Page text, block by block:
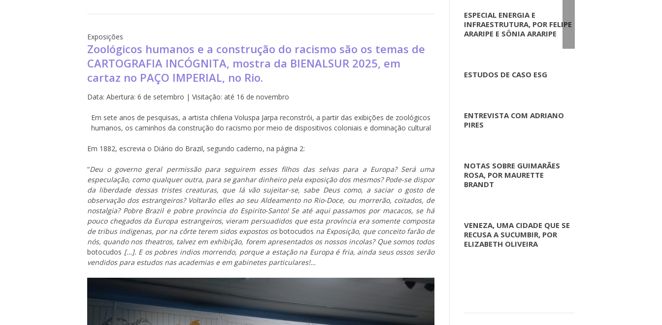
Exposições
Zoológicos humanos e a construção do racismo são os temas de
CARTOGRAFIA INCÓGNITA, mostra da BIENALSUR 2025, em
cartaz no PAÇO IMPERIAL, no Rio.
Data: Abertura: 6 de setembro | Visitação: até 16 de novembro
Em sete anos de pesquisas, a artista chilena Voluspa Jarpa reconstrói, a partir das exibições de zoológicos
humanos, os caminhos da construção do racismo por meio de dispositivos coloniais e dominação cultural
Em 1882, escrevia o Diário do Brazil, segundo caderno, na página 2:
“Deu o governo geral permissão para seguirem esses filhos das selvas para a Europa? Será uma
especulação, como qualquer outra, para se ganhar dinheiro pela exposição dos mesmos? Pode-se dispor
da liberdade dessas tristes creaturas, que lá vão sujeitar-se, sabe Deus como, a saciar o gosto de
observação dos estrangeiros? Voltarão elles ao seu Aldeamento no Rio-Doce, ou morrerão, coitados, de
nostalgia? Pobre Brazil e pobre província do Espirito-Santo! Se até aqui passamos por macacos, se há
pouco chegados da Europa estrangeiros, vieram persuadidos que esta província era somente composta
de tribus indigenas, por na côrte terem sidos expostos osbotocudos na Exposição, que conceito farão de
nós, quando nos theatros, talvez em exhibição, forem apresentados os nossos incolas? Que somos todos
botocudos […]. E os pobres indios morrendo, porque a estação na Europa é fria, ainda seus ossos serão
vendidos para estudos nas academias e em gabinetes particulares!…
ESPECIAL ENERGIA E
INFRAESTRUTURA, POR FELIPE
ARARIPE E SÔNIA ARARIPE
ESTUDOS DE CASO ESG
ENTREVISTA COM ADRIANO
PIRES
NOTAS SOBRE GUIMARÃES
ROSA, POR MAURETTE
BRANDT
VENEZA, UMA CIDADE QUE SE
RECUSA A SUCUMBIR, POR
ELIZABETH OLIVEIRA